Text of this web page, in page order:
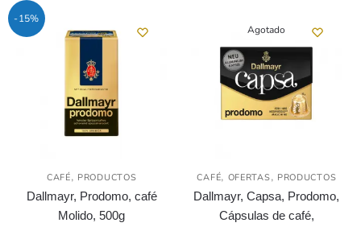
-15%
CAFÉ, PRODUCTOS
Dallmayr, Prodomo, café
Molido, 500g
Agotado
CAFÉ, OFERTAS, PRODUCTOS
Dallmayr, Capsa, Prodomo,
Cápsulas de café,